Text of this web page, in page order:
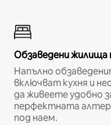
Обзаведени жилища
Напълно
включват кухня и
да живеете удобно
перфектната
под наем.